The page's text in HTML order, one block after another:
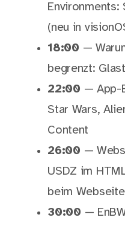
Environments:
(neu in
18:00 —
begrenzt:
22:00 — App-
Star Wars,
Content
26:00 —
USDZ im
beim
30:00 —